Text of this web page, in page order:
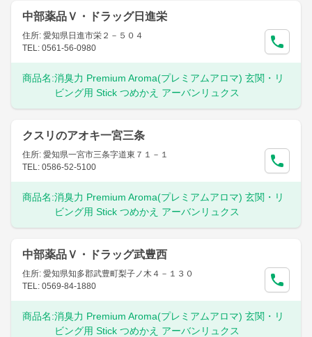
中部薬品Ｖ・ドラッグ日進栄
住所: 愛知県日進市栄２－５０４
TEL: 0561-56-0980
商品名:消臭力 Premium Aroma(プレミアムアロマ) 玄関・リ
ビング用 Stick つめかえ アーバンリュクス
クスリのアオキ一宮三条
住所: 愛知県一宮市三条字道東７１－１
TEL: 0586-52-5100
商品名:消臭力 Premium Aroma(プレミアムアロマ) 玄関・リ
ビング用 Stick つめかえ アーバンリュクス
中部薬品Ｖ・ドラッグ武豊西
住所: 愛知県知多郡武豊町梨子ノ木４－１３０
TEL: 0569-84-1880
商品名:消臭力 Premium Aroma(プレミアムアロマ) 玄関・リ
ビング用 Stick つめかえ アーバンリュクス